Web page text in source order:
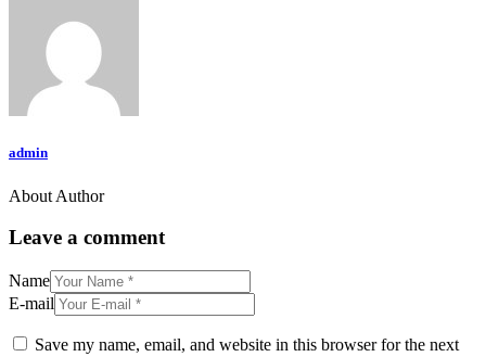
admin
About Author
1
x
new
Leave a comment
Name
E-mail
Save my name, email, and website in this browser for the next